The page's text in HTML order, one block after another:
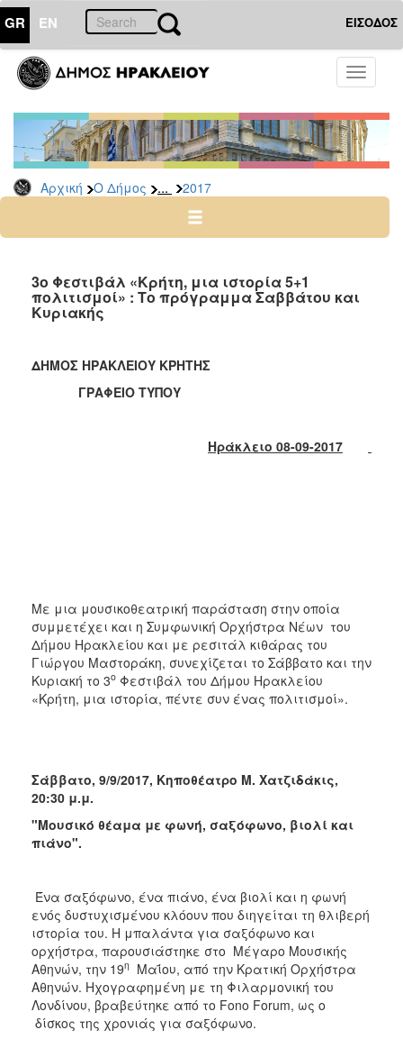
GR EN ΕΙΣΟΔΟΣ
Toggle
Αρχική Ο Δήμος ... 2017
ΔΗΜΟΣ
Δελτία
Τύπου
Αρχείο
2026
2024
2022
2021
2006
ΠΟΛΙΤΙΣΜΟΣ
ΑΝΘΕΚΤΙΚΗ
3ο Φεστιβάλ «Κρήτη, μια ιστορία 5+1
πολιτισμοί» : Το πρόγραμμα Σαββάτου και
Κυριακής
ΔΗΜΟΣ ΗΡΑΚΛΕΙΟΥ ΚΡΗΤΗΣ
ΓΡΑΦΕΙΟ ΤΥΠΟΥ
Ηράκλειο 08-09-2017
Με μια μουσικοθεατρική παράσταση στην οποία
συμμετέχει και η Συμφωνική Ορχήστρα Νέων του
Δήμου Ηρακλείου και με ρεσιτάλ κιθάρας του
Γιώργου Μαστοράκη, συνεχίζεται το Σάββατο και την
Κυριακή το 3ο Φεστιβάλ του Δήμου Ηρακλείου
«Κρήτη, μια ιστορία, πέντε συν ένας πολιτισμοί».
Σάββατο, 9/9/2017, Κηποθέατρο Μ. Χατζιδάκις,
20:30 μ.μ.
"Μουσικό θέαμα με φωνή, σαξόφωνο, βιολί και
πιάνο".
Ένα σαξόφωνο, ένα πιάνο, ένα βιολί και η φωνή
ενός δυστυχισμένου κλόουν που διηγείται τη θλιβερή
ιστορία του. Η μπαλάντα για σαξόφωνο και
ορχήστρα, παρουσιάστηκε στο Μέγαρο Μουσικής
Αθηνών, την 19η
Μαΐου, από την Κρατική Ορχήστρα
Αθηνών. Ηχογραφημένη με τη Φιλαρμονική του
Λονδίνου, βραβεύτηκε από το Fono Forum, ως ο
δίσκος της χρονιάς για σαξόφωνο.